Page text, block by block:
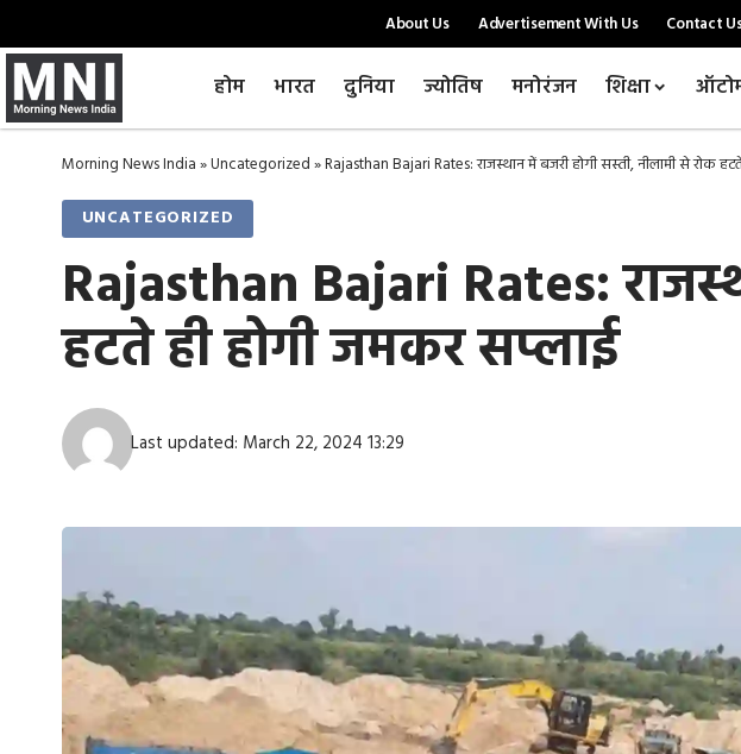
About Us Advertisement With Us Contact
होम भारत दुनिया ज्योतिष मनोरंजन शिक्षा
Morning News India»Uncategorized»Rajasthan Bajari Rates: राजस्थान में बजरी होगी सस्ती, नीलामी से रोक
UNCATEGORIZED
Rajasthan Bajari Rates:
हटते ही होगी जमकर सप्लाई
Last updated: March 22, 2024 13:29